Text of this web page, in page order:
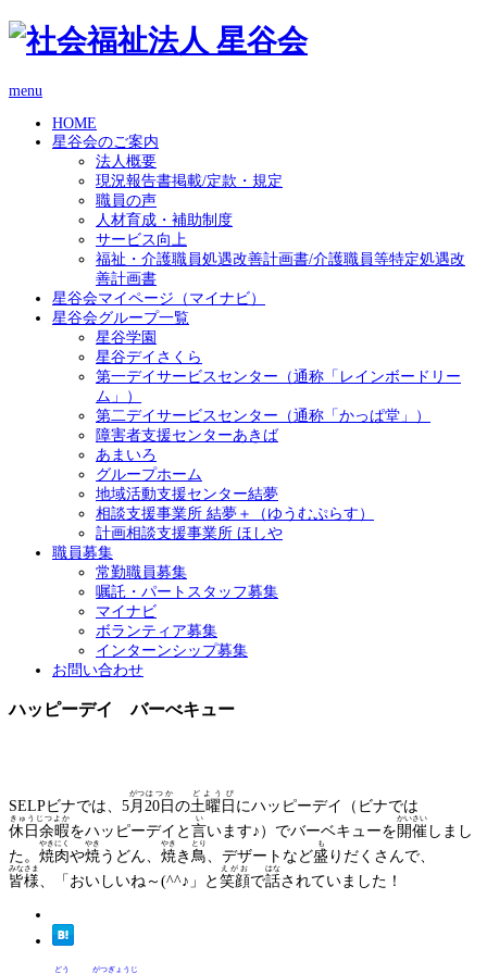
menu
HOME
星谷会のご案内
法人概要
現況報告書掲載/定款・規定
職員の声
人材育成・補助制度
サービス向上
福祉・介護職員処遇改善計画書/介護職員等特定処遇改
善計画書
星谷会マイページ（マイナビ）
星谷会グループ一覧
星谷学園
星谷デイさくら
第一デイサービスセンター（通称「レインボードリー
ム」）
第二デイサービスセンター（通称「かっぱ堂」）
障害者支援センターあきば
あまいろ
グループホーム
地域活動支援センター結夢
相談支援事業所 結夢＋（ゆうむぷらす）
計画相談支援事業所 ほしや
職員募集
常勤職員募集
嘱託・パートスタッフ募集
マイナビ
ボランティア募集
インターンシップ募集
お問い合わせ
ハッピーデイ バーべキュー
SELPビナでは、5月
がつ
20日
はつか
の土曜日
どようび
にハッピーデイ（ビナでは
休日余暇
きゅうじつよか
をハッピーデイと 言
い
います♪）でバーベキューを開催
かいさい
しまし
た。 焼肉
やきにく
や焼
やき
うどん、 焼
やき
き 鳥
とり
、デザートなど盛
も
りだくさんで、
皆様
みなさま
、「おいしいね～(^^♪」と 笑顔
えがお
で話
はな
されていました！
どう がつぎょうじ